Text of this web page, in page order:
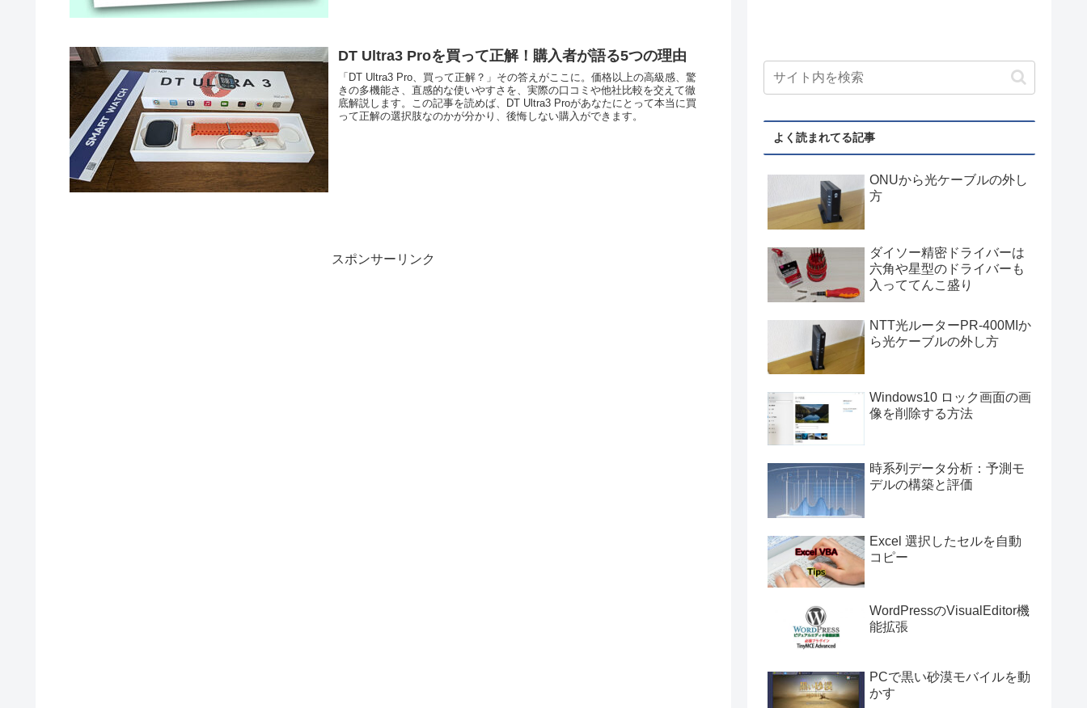
DT Ultra3 Proを買って正解！購入者が語る5つの理由
「DT Ultra3 Pro、買って正解？」その答えがここに。価格以上の高級感、驚
きの多機能さ、直感的な使いやすさを、実際の口コミや他社比較を交えて徹
底解説します。この記事を読めば、DT Ultra3 Proがあなたにとって本当に買
って正解の選択肢なのかが分かり、後悔しない購入ができます。
スポンサーリンク
よく読まれてる記事
ONUから光ケーブルの外し
方
ダイソー精密ドライバーは
六角や星型のドライバーも
入っててんこ盛り
NTT光ルーターPR-400MIか
ら光ケーブルの外し方
Windows10 ロック画面の画
像を削除する方法
時系列データ分析：予測モ
デルの構築と評価
Excel 選択したセルを自動
コピー
WordPressのVisualEditor機
能拡張
PCで黒い砂漠モバイルを動
かす